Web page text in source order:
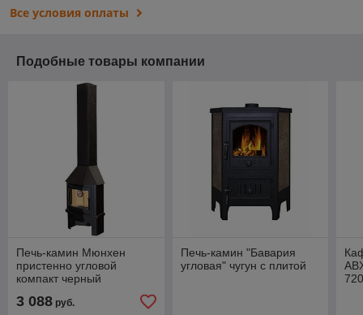
Все условия оплаты
Подобные товары компании
Печь-камин Мюнхен
пристенно угловой
компакт черный
3 088 руб.
Печь-камин "Бавария
угловая" чугун с плитой